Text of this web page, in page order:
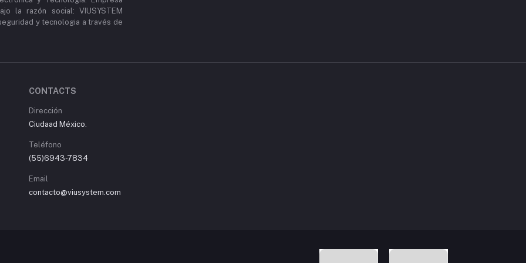
la razón social: VIUSYSTEM
y tecnologia a través de
CONTACTS
Dirección
Ciudaad México.
Teléfono
(55)6943-7834
Email
contacto@viusystem.com